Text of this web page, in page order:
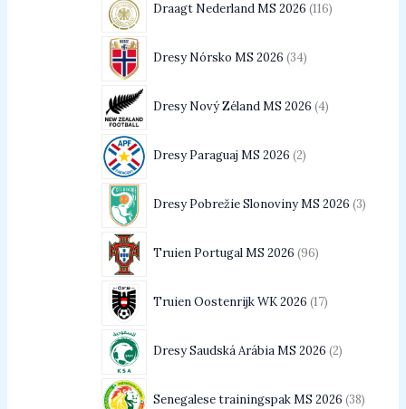
Draagt Nederland MS 2026 116
Dresy Nórsko MS 2026 34
Dresy Nový Zéland MS 2026 4
Dresy Paraguaj MS 2026 2
Dresy Pobrežie Slonoviny MS 2026 3
Truien Portugal MS 2026 96
Truien Oostenrijk WK 2026 17
Dresy Saudská Arábia MS 2026 2
Senegalese trainingspak MS 2026 38